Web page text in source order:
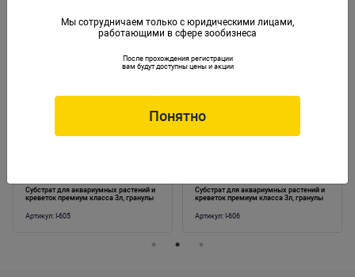
Субстрат для аквариумных растений и
креветок премиум класса 3л, гранулы
Артикул: I-605
Субстрат для аквариумных растений и
креветок премиум класса 3л, гранулы
Артикул: I-606
Мы сотрудничаем только с юридическими лицами,
работающими в сфере зообизнеса
После прохождения регистрации
вам будут доступны цены и акции
Понятно